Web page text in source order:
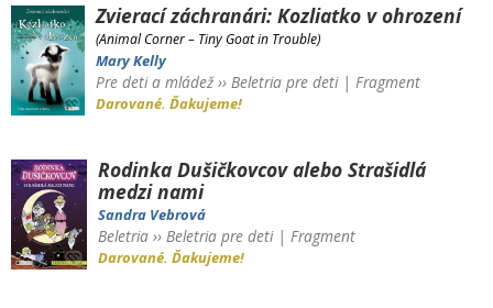
Zvierací záchranári: Kozliatko v ohrození
(Animal Corner – Tiny Goat in Trouble)
Mary Kelly
Pre deti a mládež ›› Beletria pre deti| Fragment
Darované. Ďakujeme!
Rodinka Dušičkovcov alebo Strašidlá
medzi nami
Sandra Vebrová
Beletria ›› Beletria pre deti| Fragment
Darované. Ďakujeme!